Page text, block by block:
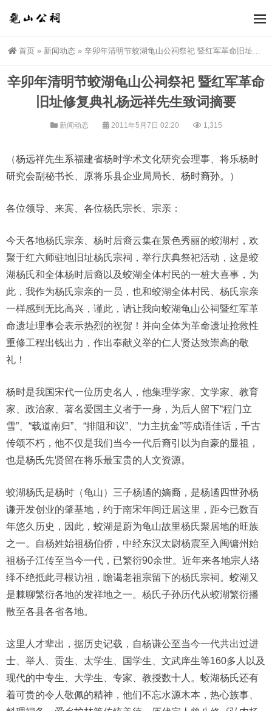
首页 » 新闻动态 » 辛卯年清明节蛟湖龟山公祠祭祀 暨红军革命旧址修复典礼杨远祥先生致词摘要
辛卯年清明节蛟湖龟山公祠祭祀 暨红军革命
旧址修复典礼杨远祥先生致词摘要
新闻动态 2011年5月7日 02:20 1,315
（杨远祥先生系福建省杨时学术文化研究会理事、将乐杨时
研究会副秘书长、原将乐县企业局局长、杨时裔孙。）
各位领导、来宾、各位杨氏宗长、宗亲：
今天各地杨氏宗亲、杨时后裔云集在景色秀丽的蛟湖村，欢
聚于红六师驻地旧址杨氏宗祠，举行庆典祭祀活动，这是蛟
湖杨氏和全体杨时后裔以及蛟湖全体村民的一桩大喜事，为
此，我作为杨氏宗亲的一员，也和蛟湖全体村民、杨氏宗亲
一样感到无比高兴，谨此，请让我向蛟湖龟山公祠暨红军革
命遗址理事会表示热烈的祝贺！并向全体为革命遗址抢救性
重修工程出钱出力，作出奉献义举的仁人贤达致崇高的敬
礼！
杨时是我国宋代一位历史名人，他集理学家、文学家、教育
家、政治家、著名爱国主义者于一身，为后人留下“程门立
雪”、“载道南归”、“排阻和议”、“力主抗金”等成语佳话，千古
传颂不朽，他不仅是我们当今一代后裔引以为自豪的显祖，
也是杨氏先贤留在将乐最宝贵的人文资源。
蛟湖杨氏是杨时（龟山）三子杨遹的嫡裔，是杨遹四世孙杨
谦开发创业的肇基地，约于南宋年间迁居这里，距今已数百
年悠久历史，因此，蛟湖是蔚为龟山故里杨氏聚居地的旺族
之一。自杨姓始祖杨伯侨，中经东汉太尉杨震至入闽镛州始
祖杨子江传至当今一代，已繁衍90余世。近年来各地宗人络
绎不绝抵此寻根访祖，瞻谒老祖宗留下的杨氏宗祠。蛟湖又
是棘聊繁衍各地的发祥地之一。杨氏子孙历代从蛟湖繁衍播
散至各县各省各地。
这里人才辈出，据历史记载，自杨谦公至当今一代共出过进
士、举人、贡生、太学生、国学生、文武庠生等160多人以及
现代的中专生、大学生、专家、教授数十人。蛟湖杨氏还有
着可贵的令人敬佩的精神，他们不忘水源木本，热心族事、